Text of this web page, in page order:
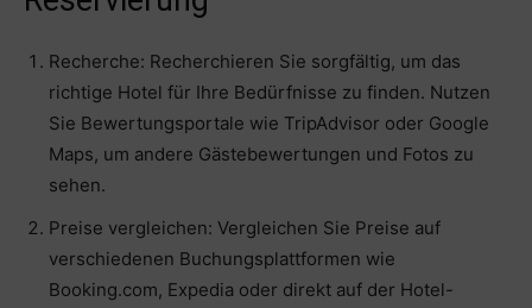
Recherche: Recherchieren Sie sorgfältig, um das
richtige Hotel für Ihre Bedürfnisse zu finden. Nutzen
Sie Bewertungsportale wie TripAdvisor oder Google
Maps, um andere Gästebewertungen und Fotos zu
sehen.
Preise vergleichen: Vergleichen Sie Preise auf
verschiedenen Buchungsplattformen wie
Booking.com, Expedia oder direkt auf der Hotel-